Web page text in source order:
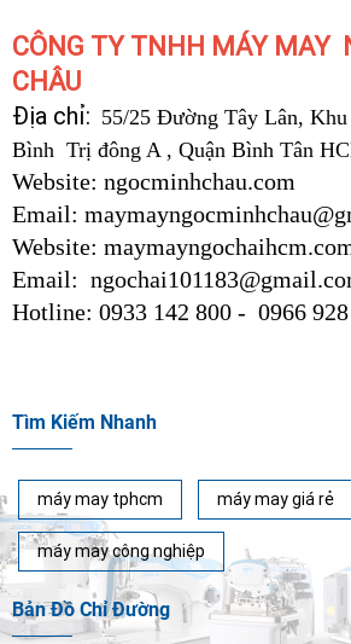
CÔNG TY TNHH MÁY MAY
CHÂU
Địa chỉ: 55/25 Đường Tây Lân,
Bình Trị đông A , Quận Bình Tân
Website: ngocminhchau.com
Email:
Website:
Email:
Hotline: 0933 142 800 - 0966
Tìm Kiếm Nhanh
máy may tphcm máy may giá rẻ
máy may công nghiệp
Bản Đồ Chỉ Đường